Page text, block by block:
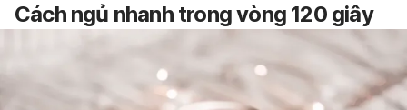
Cách ngủ nhanh trong vòng 120 giây